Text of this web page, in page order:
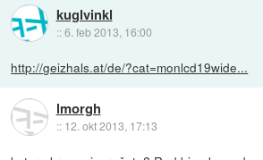
kuglvinkl
::6. feb 2013, 16:00
http://geizhals.at/de/?cat=monlcd19wide...
lmorgh
:: 12. okt 2013, 17:13